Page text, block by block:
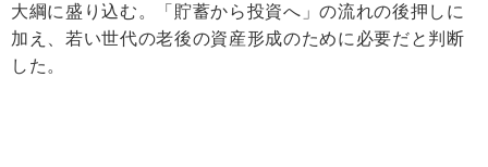
大綱に盛り込む。「貯蓄から投資へ」の流れの後押しに
加え、若い世代の老後の資産形成のために必要だと判断
した。